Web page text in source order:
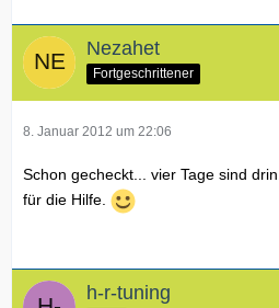
Nezahet
Fortgeschrittener
8. Januar 2012 um 22:06
Schon gecheckt... vier Tage sind drin.
für die Hilfe.
h-r-tuning